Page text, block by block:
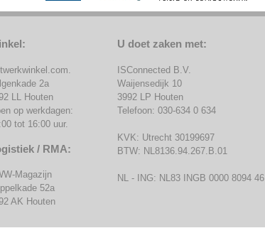
2a
LL Houten
op werkdagen:
tot 16:00 uur.
/ RMA:
Magazijn
52a
AK Houten
U doet zaken met:
ISConnected B.V.
Waijensedijk 10
3992 LP Houten
Telefoon: 030-634 0 634
KVK: Utrecht 30199697
BTW: NL8136.94.267.B.01
NL - ING: NL83 INGB 0000 8094 46